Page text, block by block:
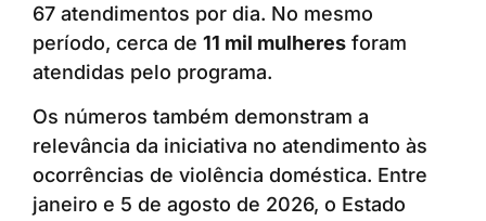
67 atendimentos por dia. No mesmo
período, cerca de 11 mil mulheres foram
atendidas pelo programa.
Os números também demonstram a
relevância da iniciativa no atendimento às
ocorrências de violência doméstica. Entre
janeiro e 5 de agosto de 2026, o Estado